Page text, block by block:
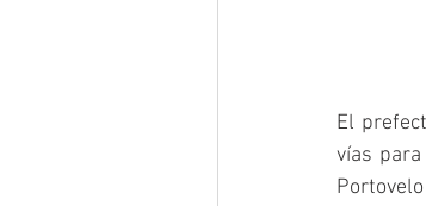
El
vías